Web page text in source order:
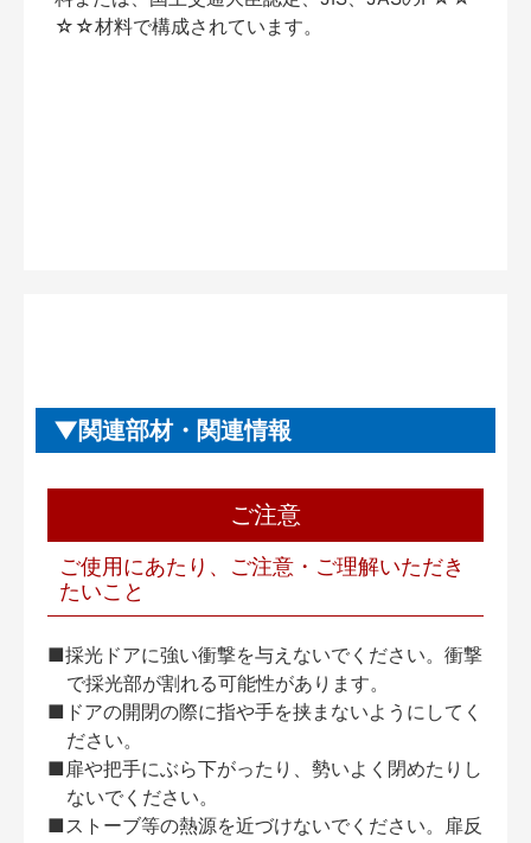
☆☆材料で構成されています。
関連部材・関連情報
ご注意
ご使用にあたり、ご注意・ご理解いただき
たいこと
■採光ドアに強い衝撃を与えないでください。衝撃
で採光部が割れる可能性があります。
■ドアの開閉の際に指や手を挟まないようにしてく
ださい。
■扉や把手にぶら下がったり、勢いよく閉めたりし
ないでください。
■ストーブ等の熱源を近づけないでください。扉反